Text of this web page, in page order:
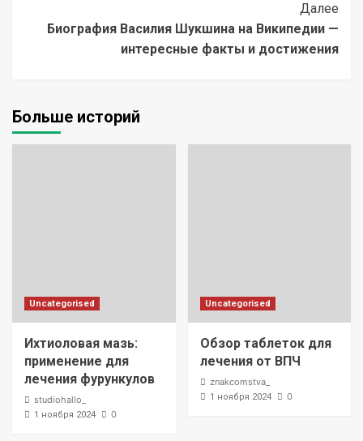
Далее
Биография Василия Шукшина на Википедии —
интересные факты и достижения
Больше историй
Uncategorised
Ихтиоловая мазь:
применение для
лечения фурункулов
studiohallo_
1 ноября 2024 0
Uncategorised
Обзор таблеток для
лечения от ВПЧ
znakcomstva_
1 ноября 2024 0